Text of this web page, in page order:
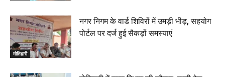
मोतिहारी
नगर निगम के वार्ड शिविरों में उमड़ी भीड़, सहयोग
पोर्टल पर दर्ज हुई सैकड़ों समस्याएं